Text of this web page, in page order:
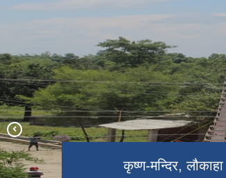
कृष्ण-मन्दिर,
लौकाहा -मेला
परोहा न.पा. वार्ड नं. -२
मस्जिद
राम
शिव-पार्वति